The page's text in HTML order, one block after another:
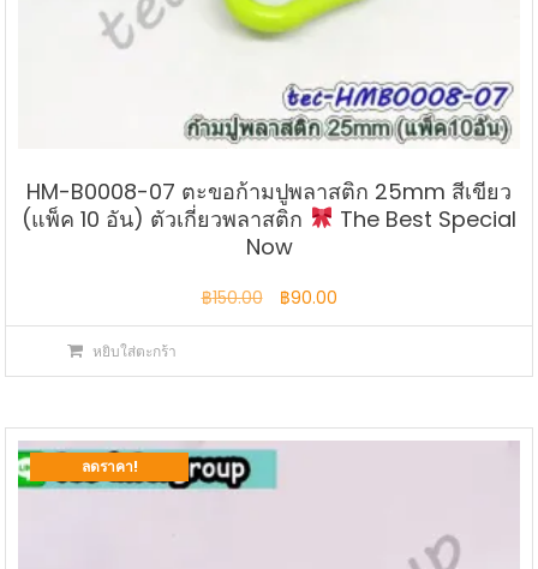
HM-B0008-07 ตะขอก้ามปูพลาสติก 25mm สีเขียว
(แพ็ค 10 อัน) ตัวเกี่ยวพลาสติก
The Best Special
Now
฿150.00
Original
price
฿90.00Current
price
หยิบใส่ตะกร้า
ลดราคา!